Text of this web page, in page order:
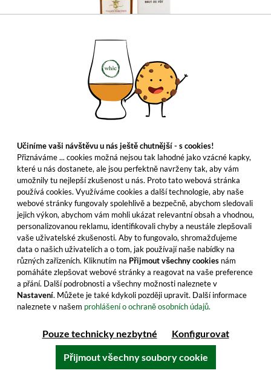
Vallein Tercinier 1995/2023 - 28 let starý
Borderies Single Cask No. 149
Zralý koňak z vybraného jednosudového výběru.
Získejte nyní jednu z limitovaných lahví
135,99 €
≈ 3 299 Kč ***
Obsah: 0.7 Litr (194,27 €/Litr)
včetně DPH, bez nákladů na dopravu
Do košíku
Všechny vlastnosti produktu
Učiníme vaši návštěvu u nás ještě chutnější - s cookies!
Přiznáváme ... cookies možná nejsou tak lahodné jako vzácné kapky,
které u nás dostanete, ale jsou perfektně navrženy tak, aby vám
umožnily tu nejlepší zkušenost u nás. Proto tato webová stránka
používá cookies. Využíváme cookies a další technologie, aby naše
webové stránky fungovaly spolehlivě a bezpečně, abychom sledovali
jejich výkon, abychom vám mohli ukázat relevantní obsah a vhodnou,
personalizovanou reklamu, identifikovali chyby a neustále zlepšovali
vaše uživatelské zkušenosti. Aby to fungovalo, shromažďujeme
data o našich uživatelích a o tom, jak používají naše nabídky na
různých zařízeních. Kliknutím na Přijmout všechny cookies nám
pomáháte zlepšovat webové stránky a reagovat na vaše preference
a přání. Další podrobnosti a všechny možnosti naleznete v
Nastavení. Můžete je také kdykoli později upravit. Další informace
naleznete v našem prohlášení o ochraně osobních údajů.
Pouze technicky nezbytné Konfigurovat
Přijmout všechny soubory cookie